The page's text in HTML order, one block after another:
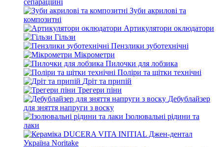
сепараційні
Зуби акрилові та
композитні
Артикулятори оклюдатори
Гільзи
Пензлики зуботехнічні
Мікрометри
Пилочки для лобзика
Поліри та щітки технічні
Дріт та припій
Трегери піни
Дебублайзер
для зняття напруги з воску
Ізолювальні рідини та
лаки